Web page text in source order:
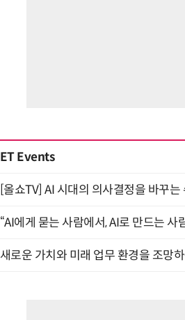
ET Events
[올쇼TV] AI 시대의 의사결정을 바꾸
“AI에게 묻는 사람에서, AI로 만드는
새로운 가치와 미래 업무 환경을 조